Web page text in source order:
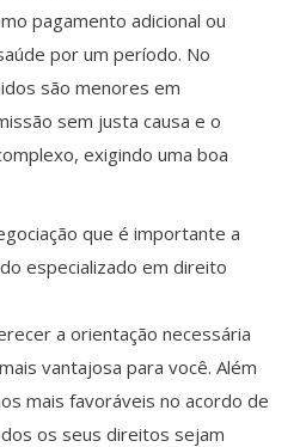
pagamento adicional ou
por um período. No
são menores em
sem justa causa e o
exigindo uma boa
que é importante a
especializado em direito
a orientação necessária
vantajosa para você. Além
mais favoráveis no acordo de
os seus direitos sejam